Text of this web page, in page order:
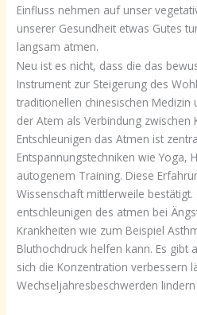
Einfluss nehmen auf unser
unserer Gesundheit etwas Gutes
langsam atmen.
Neu ist es nicht, dass die das
Instrument zur Steigerung des
traditionellen chinesischen
der Atem als Verbindung zwischen
Entschleunigen das Atmen ist
Entspannungstechniken wie Yoga,
autogenem Training. Diese
Wissenschaft mittlerweile
entschleunigen des atmen bei
Krankheiten wie zum Beispiel
Bluthochdruck helfen kann. Es gibt
sich die Konzentration verbessern
Wechseljahresbeschwerden